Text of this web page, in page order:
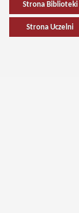
Strona Biblioteki
Strona Uczelni